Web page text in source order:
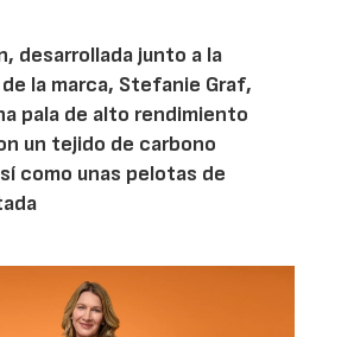
desarrollada junto a la
la marca, Stefanie Graf,
pala de alto rendimiento
un tejido de carbono
como unas pelotas de